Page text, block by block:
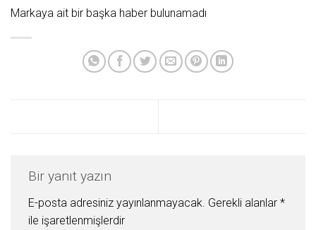
Markaya ait bir başka haber bulunamadı
Bir yanıt yazın
E-posta adresiniz yayınlanmayacak. Gerekli alanlar *
ile işaretlenmişlerdir